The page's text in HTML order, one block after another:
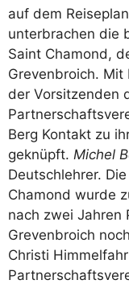
auf dem
unterbrachen die
Saint Chamond,
Grevenbroich. Mit
der Vorsitzenden
Berg Kontakt zu
geknüpft. Michel
Deutschlehrer.
Chamond wurde
nach zwei Jahren
Grevenbroich
Christi